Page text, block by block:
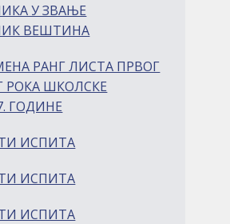
У ЗВАЊЕ
ВЕШТИНА
РАНГ ЛИСТА ПРВОГ
РОКА ШКОЛСКЕ
ГОДИНЕ
ИСПИТА
ИСПИТА
ИСПИТА